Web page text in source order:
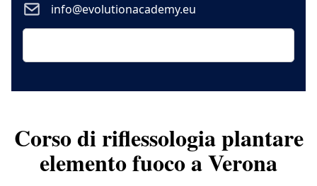
info@evolutionacademy.eu
Corso di riflessologia plantare
elemento fuoco a Verona